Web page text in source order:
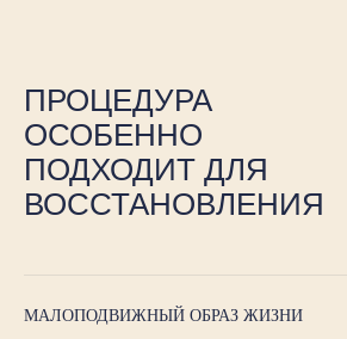
ПРОЦЕДУРА
ОСОБЕННО
ПОДХОДИТ ДЛЯ
ВОССТАНОВЛЕНИЯ
МАЛОПОДВИЖНЫЙ ОБРАЗ ЖИЗНИ